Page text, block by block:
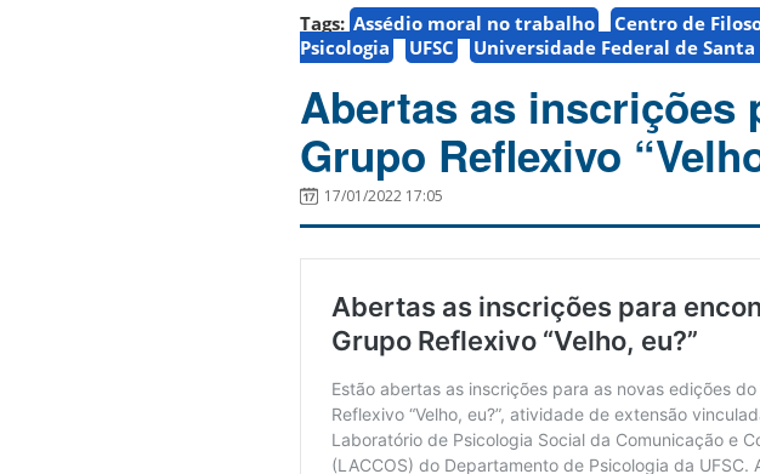
Tags: Assédio moral no trabalho Centro de
Psicologia
UFSC Universidade Federal de
Abertas as inscrições
Grupo Reflexivo
17/01/2022 17:05